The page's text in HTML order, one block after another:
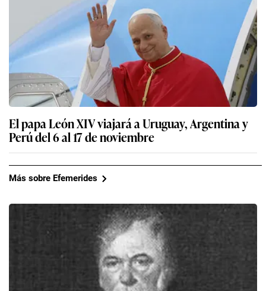
El papa León XIV viajará a Uruguay, Argentina y
Perú del 6 al 17 de noviembre
Más sobre Efemerides